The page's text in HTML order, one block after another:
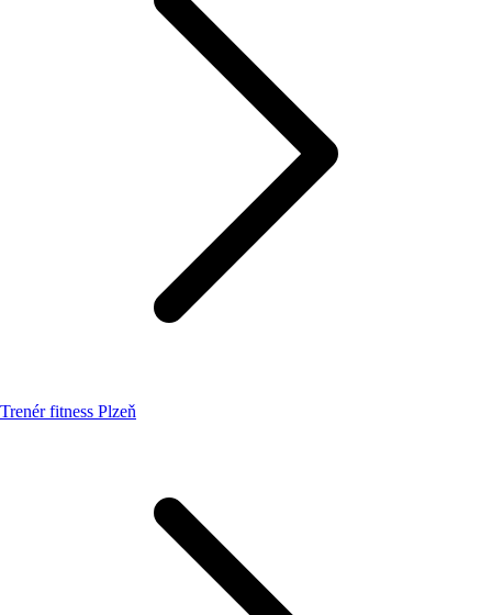
Trenér fitness Plzeň